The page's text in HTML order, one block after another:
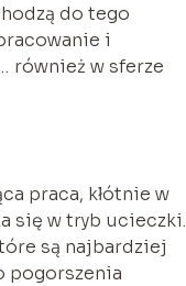
do tego
i
również w sferze
praca, kłótnie w
się w tryb ucieczki.
są najbardziej
pogorszenia